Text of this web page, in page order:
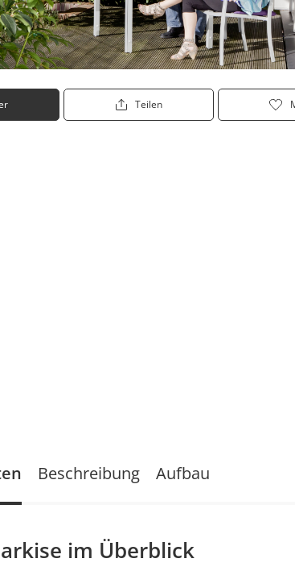
Teilen
im Überblick
Beschreibung Aufbau